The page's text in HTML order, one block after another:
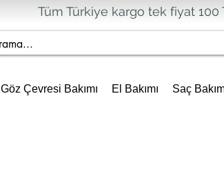
Tüm Türkiye kargo tek fiyat
Göz Çevresi Bakımı El Bakımı Saç